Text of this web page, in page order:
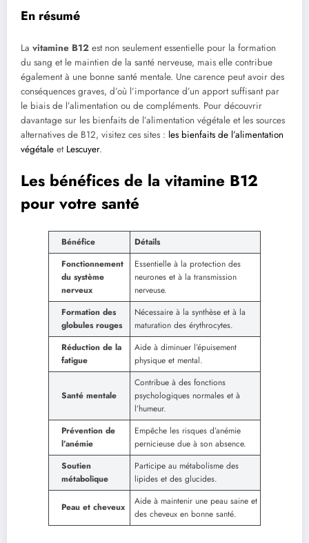
En résumé
La vitamine B12 est non seulement essentielle pour la formation
du sang et le maintien de la santé nerveuse, mais elle contribue
également à une bonne santé mentale. Une carence peut avoir des
conséquences graves, d’où l’importance d’un apport suffisant par
le biais de l’alimentation ou de compléments. Pour découvrir
davantage sur les bienfaits de l’alimentation végétale et les sources
alternatives de B12, visitez ces sites : les bienfaits de l’alimentation
végétale et Lescuyer.
Les bénéfices de la vitamine B12
pour votre santé
Bénéfice
Détails
Fonctionnement
du système
nerveux
Essentielle à la protection des
neurones et à la transmission
nerveuse.
Formation des
globules rouges
Nécessaire à la synthèse et à la
maturation des érythrocytes.
Réduction de la
fatigue
Aide à diminuer l’épuisement
physique et mental.
Santé mentale
Contribue à des fonctions
psychologiques normales et à
l’humeur.
Prévention de
l’anémie
Empêche les risques d’anémie
pernicieuse due à son absence.
Soutien
métabolique
Participe au métabolisme des
lipides et des glucides.
Peau et cheveux
Aide à maintenir une peau saine et
des cheveux en bonne santé.